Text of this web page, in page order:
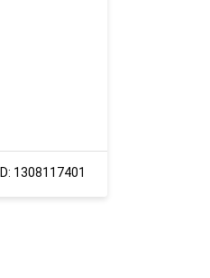
ID: 1308117401